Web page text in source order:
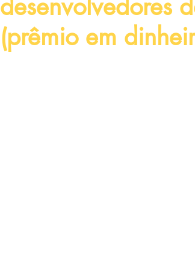
desenvolvedores
(prêmio em